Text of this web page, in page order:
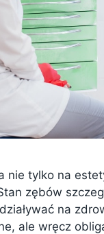
nie tylko na
zębów
na
ale wręcz